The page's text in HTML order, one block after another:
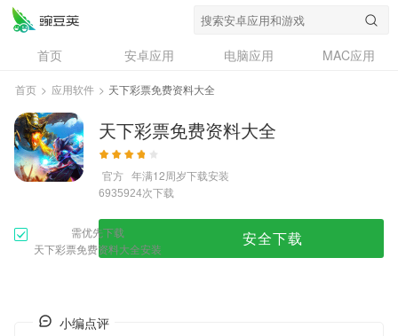
首页 安卓应用 电脑应用
MAC应用
资讯
专题
问答
首页 > 应用软件 > 天下彩票免费资料大全
天下彩票免费资料大全
官方 年满12周岁下载安装
6935924次下载
需优先下载
天下彩票免费资料大全安装
安全下载
小编点评